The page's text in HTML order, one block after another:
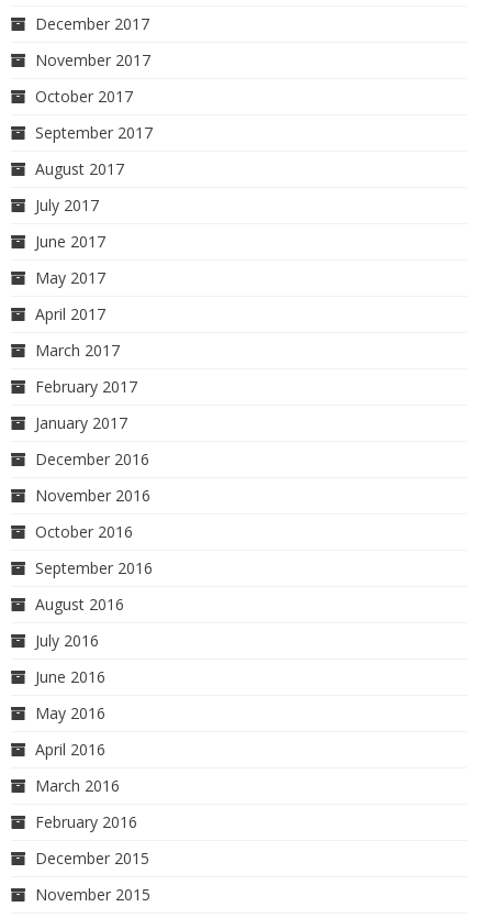
December 2017
November 2017
October 2017
September 2017
August 2017
July 2017
June 2017
May 2017
April 2017
March 2017
February 2017
January 2017
December 2016
November 2016
October 2016
September 2016
August 2016
July 2016
June 2016
May 2016
April 2016
March 2016
February 2016
December 2015
November 2015